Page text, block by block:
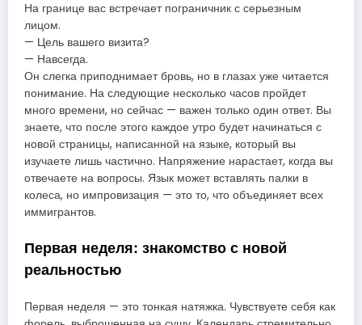
На границе вас встречает пограничник с серьезным
лицом.
— Цель вашего визита?
— Навсегда.
Он слегка приподнимает бровь, но в глазах уже читается
понимание. На следующие несколько часов пройдет
много времени, но сейчас — важен только один ответ. Вы
знаете, что после этого каждое утро будет начинаться с
новой страницы, написанной на языке, который вы
изучаете лишь частично. Напряжение нарастает, когда вы
отвечаете на вопросы. Язык может вставлять палки в
колеса, но импровизация — это то, что объединяет всех
иммигрантов.
Первая неделя: знакомство с новой
реальностью
Первая неделя — это тонкая натяжка. Чувствуете себя как